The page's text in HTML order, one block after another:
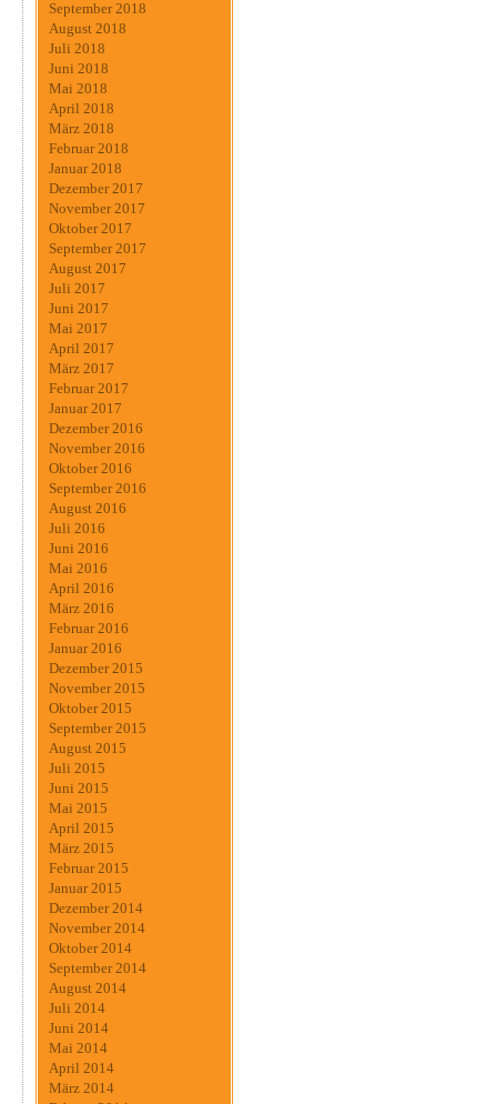
September 2018
August 2018
Juli 2018
Juni 2018
Mai 2018
April 2018
März 2018
Februar 2018
Januar 2018
Dezember 2017
November 2017
Oktober 2017
September 2017
August 2017
Juli 2017
Juni 2017
Mai 2017
April 2017
März 2017
Februar 2017
Januar 2017
Dezember 2016
November 2016
Oktober 2016
September 2016
August 2016
Juli 2016
Juni 2016
Mai 2016
April 2016
März 2016
Februar 2016
Januar 2016
Dezember 2015
November 2015
Oktober 2015
September 2015
August 2015
Juli 2015
Juni 2015
Mai 2015
April 2015
März 2015
Februar 2015
Januar 2015
Dezember 2014
November 2014
Oktober 2014
September 2014
August 2014
Juli 2014
Juni 2014
Mai 2014
April 2014
März 2014